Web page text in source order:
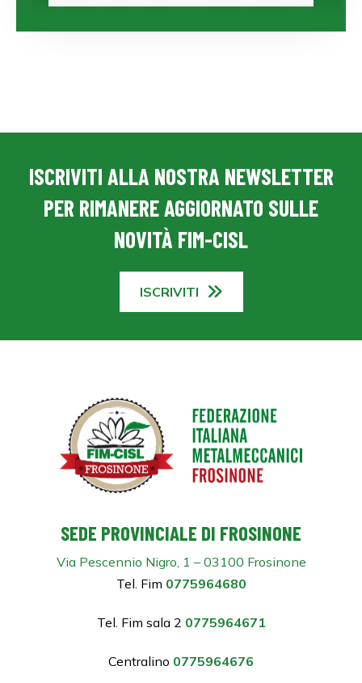
ISCRIVITI ALLA NOSTRA NEWSLETTER
PER RIMANERE AGGIORNATO SULLE
NOVITÀ FIM-CISL
ISCRIVITI
SEDE PROVINCIALE DI FROSINONE
Via Pescennio Nigro, 1 – 03100 Frosinone
Tel. Fim 0775964680
Tel. Fim sala 2 0775964671
Centralino 0775964676